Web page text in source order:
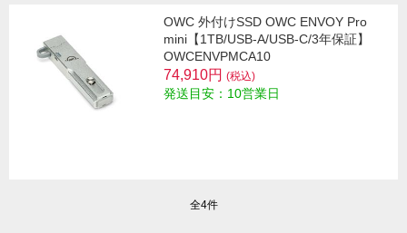
OWC 外付けSSD OWC ENVOY Pro
mini【1TB/USB-A/USB-C/3年保証】
OWCENVPMCA10
74,910円 (税込)
発送目安：10営業日
全4件